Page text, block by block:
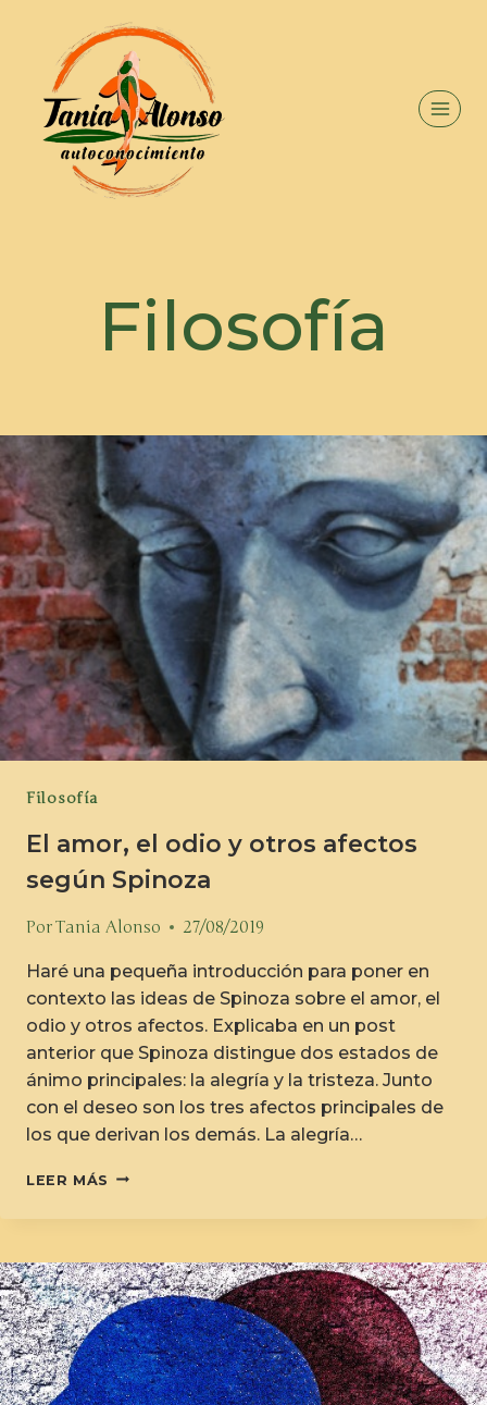
Filosofía
Filosofía
El amor, el odio y otros afectos
según Spinoza
PorTania Alonso 27/08/2019
Haré una pequeña introducción para poner en
contexto las ideas de Spinoza sobre el amor, el
odio y otros afectos. Explicaba en un post
anterior que Spinoza distingue dos estados de
ánimo principales: la alegría y la tristeza. Junto
con el deseo son los tres afectos principales de
los que derivan los demás. La alegría…
LEER MÁS